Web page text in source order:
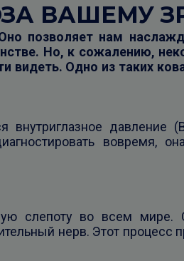
ВАШЕМУ
позволяет нам
Но, к сожалению,
видеть. Одно из таких
внутриглазное давление
вовремя,
слепоту во всем мире.
нерв. Этот процесс